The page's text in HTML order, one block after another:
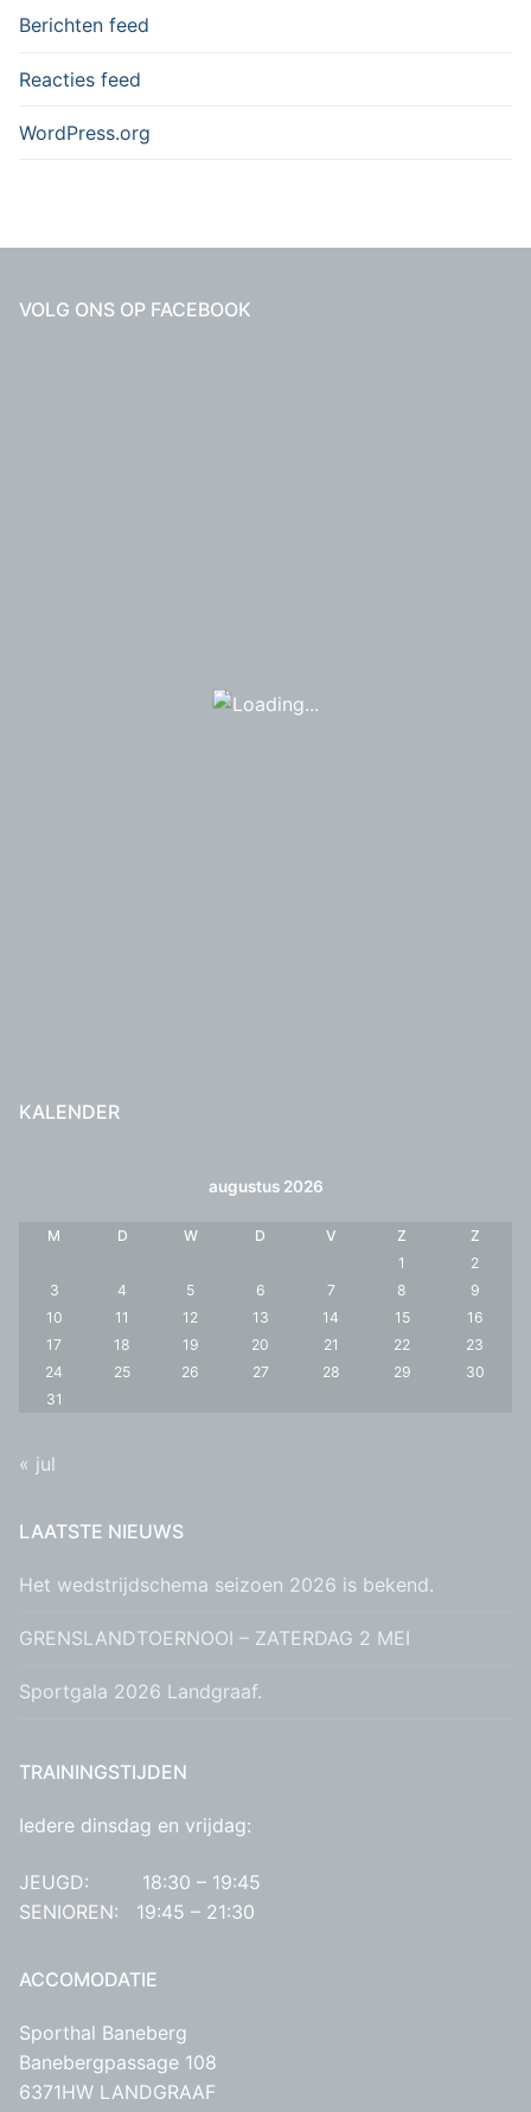
Berichten feed
Reacties feed
WordPress.org
VOLG ONS OP FACEBOOK
KALENDER
augustus 2026
M D W D V Z
Z
1
2
3
4 5 6 7 8
9
10
11 12 13 14 15
16
17
18 19 20 21 22
23
24
25 26 27 28 29
30
31
« jul
LAATSTE NIEUWS
Het wedstrijdschema seizoen 2026 is bekend.
GRENSLANDTOERNOOI – ZATERDAG 2 MEI
Sportgala 2026 Landgraaf.
TRAININGSTIJDEN
Iedere dinsdag en vrijdag:
JEUGD: 18:30 – 19:45
SENIOREN: 19:45 – 21:30
ACCOMODATIE
Sporthal Baneberg
Banebergpassage 108
6371HW LANDGRAAF